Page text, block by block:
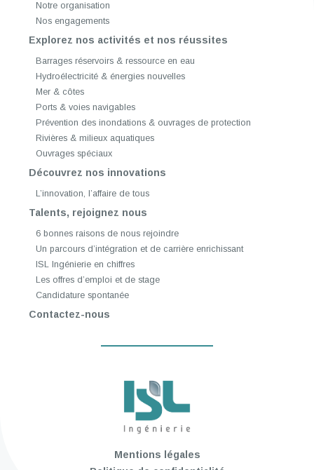
Notre organisation
Nos engagements
Explorez nos activités et nos réussites
Barrages réservoirs & ressource en eau
Hydroélectricité & énergies nouvelles
Mer & côtes
Ports & voies navigables
Prévention des inondations & ouvrages de protection
Rivières & milieux aquatiques
Ouvrages spéciaux
Découvrez nos innovations
L’innovation, l’affaire de tous
Talents, rejoignez nous
6 bonnes raisons de nous rejoindre
Un parcours d’intégration et de carrière enrichissant
ISL Ingénierie en chiffres
Les offres d’emploi et de stage
Candidature spontanée
Contactez-nous
Mentions légales